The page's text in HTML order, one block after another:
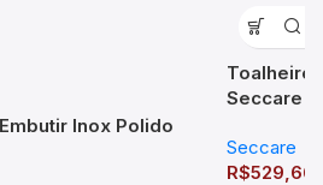
Inox Polido
Toalheiro
Seccare
Seccare
R$529,66